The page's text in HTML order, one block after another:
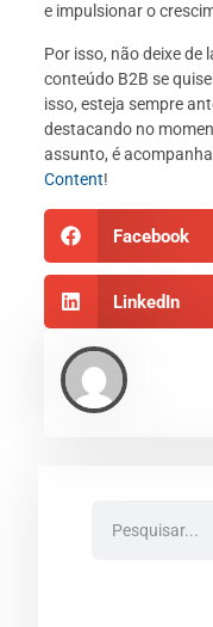
e impulsionar o
Por isso, não deixe de
conteúdo B2B se
isso, esteja sempre
destacando no
assunto, é
Content!
Facebook
LinkedIn